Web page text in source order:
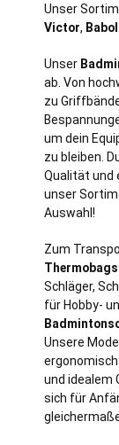
Unser
Victor,
Unser
ab. Von
zu
um dein
zu bleiben.
Qualität und
unser
Auswahl!
Zum
Thermobags
Schläger,
für Hobby-
Unsere
und idealem
sich für